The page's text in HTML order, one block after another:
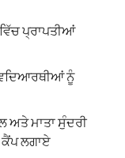
ਪ੍ਰਾਪਤੀਆਂ
ਨੂੰ
ਅਤੇ ਮਾਤਾ ਸੁੰਦਰੀ
ਲਗਾਏ